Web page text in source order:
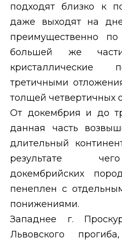
подходят близко к
даже выходят на
преимущественно
большей же части
кристаллические
третичными
толщей четвертичных
От докембрия и до
данная часть
длительный
результате
докембрийских
пенеплен с
понижениями.
Западнее г.
Львовского